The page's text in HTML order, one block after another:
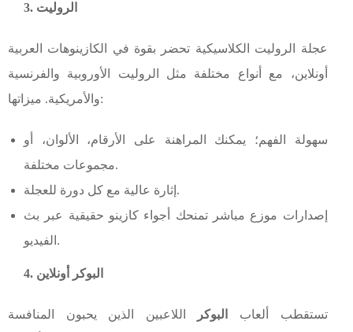
3. الروليت
عجلة الروليت الكلاسيكية تحضر بقوة في الكازينوهات العربية
أونلاين، مع أنواع مختلفة مثل الروليت الأوروبية والفرنسية
والأمريكية. ميزاتها:
سهولة الفهم؛ يمكنك المراهنة على الأرقام، الألوان، أو
مجموعات مختلفة.
إثارة عالية مع كل دورة للعجلة.
إصدارات موزع مباشر تمنحك أجواء كازينو حقيقية عبر بث
الفيديو.
4. البوكر أونلاين
تستقطب ألعاب البوكر
اللاعبين الذين يحبون المنافسة